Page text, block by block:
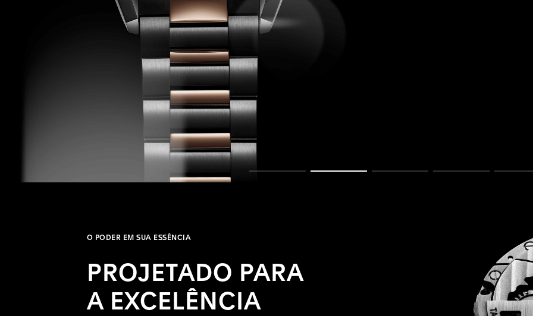
O PODER EM SUA ESSÊNCIA
PROJETADO PARA
A EXCELÊNCIA